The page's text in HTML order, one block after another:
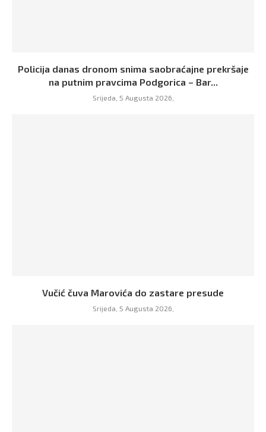
Policija danas dronom snima saobraćajne prekršaje
na putnim pravcima Podgorica – Bar...
Srijeda, 5 Augusta 2026,
Vučić čuva Marovića do zastare presude
Srijeda, 5 Augusta 2026,